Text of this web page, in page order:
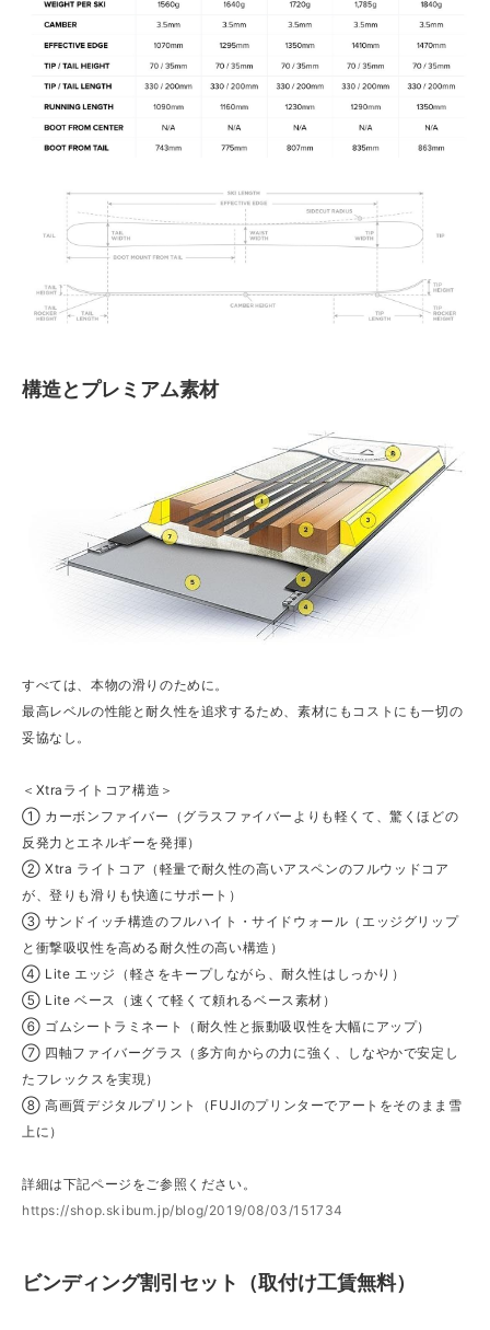
構造とプレミアム素材
すべては、本物の滑りのために。
最高レベルの性能と耐久性を追求するため、素材にもコストにも一切の
妥協なし。
＜Xtraライトコア構造＞
① カーボンファイバー（グラスファイバーよりも軽くて、驚くほどの
反発力とエネルギーを発揮）
② Xtra ライトコア（軽量で耐久性の高いアスペンのフルウッドコア
が、登りも滑りも快適にサポート）
③ サンドイッチ構造のフルハイト・サイドウォール（エッジグリップ
と衝撃吸収性を高める耐久性の高い構造）
④ Lite エッジ（軽さをキープしながら、耐久性はしっかり）
⑤ Lite ベース（速くて軽くて頼れるベース素材）
⑥ ゴムシートラミネート（耐久性と振動吸収性を大幅にアップ）
⑦ 四軸ファイバーグラス（多方向からの力に強く、しなやかで安定し
たフレックスを実現）
⑧ 高画質デジタルプリント（FUJIのプリンターでアートをそのまま雪
上に）
詳細は下記ページをご参照ください。
https://shop.skibum.jp/blog/2019/08/03/151734
ビンディング割引セット（取付け工賃無料）